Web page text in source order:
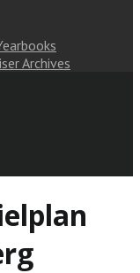
Archives